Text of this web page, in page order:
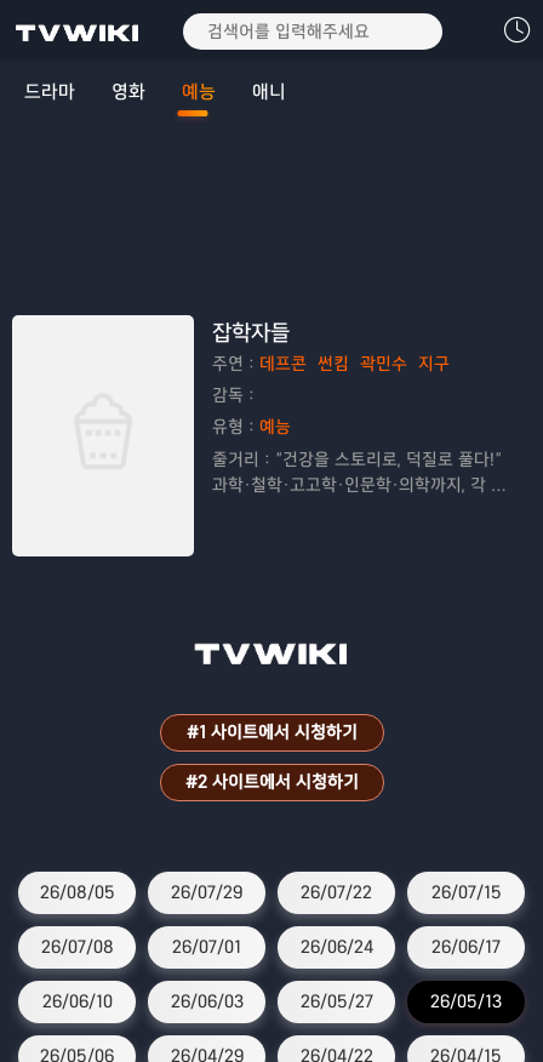
드라마 영화 예능 애니
잡학자들
주연： 데프콘 썬킴 곽민수 지구
감독：
유형： 예능
줄거리： “건강을 스토리로, 덕질로 풀다!”
과학·철학·고고학·인문학·의학까지, 각 분
#1 사이트에서 시청하기
#2 사이트에서 시청하기
26/08/05 26/07/29 26/07/22 26/07/15
26/07/08 26/07/01 26/06/24 26/06/17
26/06/10 26/06/03 26/05/27 26/05/13
26/05/06 26/04/29 26/04/22 26/04/15